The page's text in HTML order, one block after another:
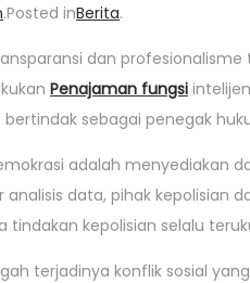
.Posted inBerita.
dan
Penajaman fungsi
sebagai penegak
adalah menyediakan
data, pihak kepolisian
kepolisian selalu
terjadinya konflik sosial